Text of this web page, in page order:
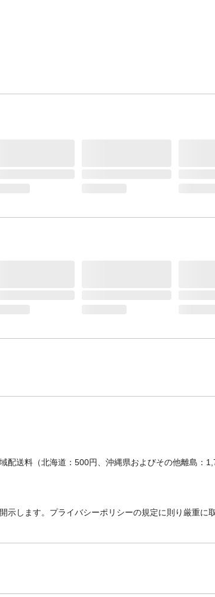
送料（北海道：500円、沖縄県およびその他離島：
します。プライバシーポリシーの規定に則り厳重に